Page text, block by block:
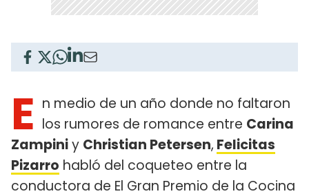
E n medio de un año donde no faltaron
los rumores de romance entre Carina
Zampiniy Christian Petersen, Felicitas
Pizarro habló del coqueteo entre la
conductora de El Gran Premio de la Cocina